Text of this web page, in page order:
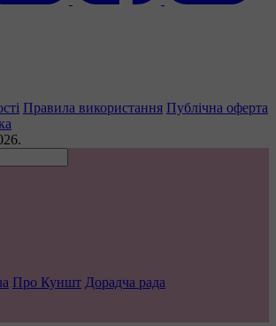
Правила використання Публічна оферта
Про Куншт Дорадча рада